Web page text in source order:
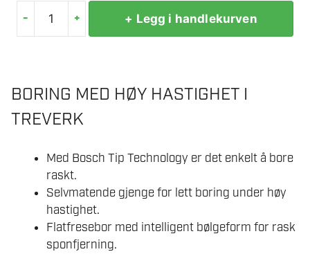
-
antall
+ + Legg i handlekurven
BORING MED HØY HASTIGHET I
TREVERK
Med Bosch Tip Technology er det enkelt å bore
raskt.
Selvmatende gjenge for lett boring under høy
hastighet.
Flatfresebor med intelligent bølgeform for rask
sponfjerning.